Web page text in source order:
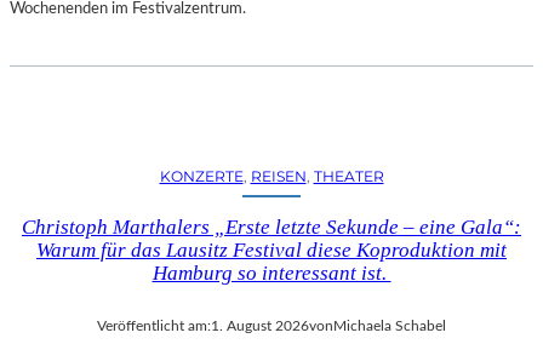
W
S
C
H
N
Wochenenden im Festivalzentrum.
KONZERTE, REISEN THEATER
Christoph Marthalers „Erste letzte Sekunde – eine Gala“:
Warum für das Lausitz Festival diese Koproduktion mit
Hamburg so interessant ist.
Veröffentlicht am:1. August 2026vonMichaela Schabel